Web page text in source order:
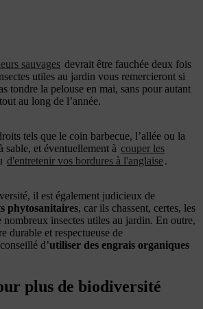
sauvages devrait être fauchée deux fois
utiles au jardin vous remercieront si
tondre la pelouse en mai, sans pour autant
tout au long de l’année.
tels que le coin barbecue, l’allée ou la
sable, et éventuellement à couper les
d'entretenir vos bordures à l'anglaise.
il est également judicieux de
phytosanitaires, car ils chassent, certes, les
nombreux insectes utiles au jardin. En outre,
durable et respectueuse de
d’utiliser des engrais organiques
plus de biodiversité